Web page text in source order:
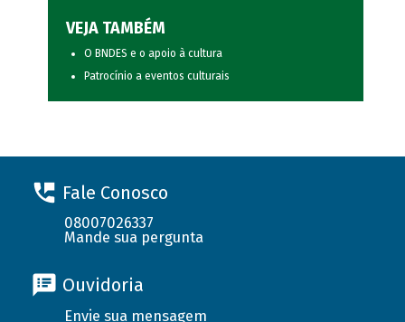
VEJA TAMBÉM
O BNDES e o apoio à cultura
Patrocínio a eventos culturais
Fale Conosco
08007026337
Mande sua pergunta
Ouvidoria
Envie sua mensagem